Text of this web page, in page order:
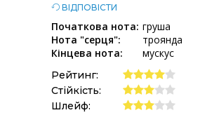
ВІДПОВІСТИ
Початкова нота: груша
Нота "серця":
троянда
Кінцева нота:
мускус
Рейтинг:
Стійкість:
Шлейф: